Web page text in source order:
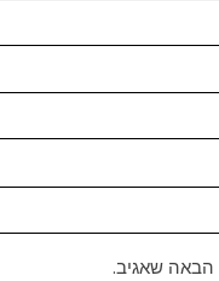
הבאה שאגיב.